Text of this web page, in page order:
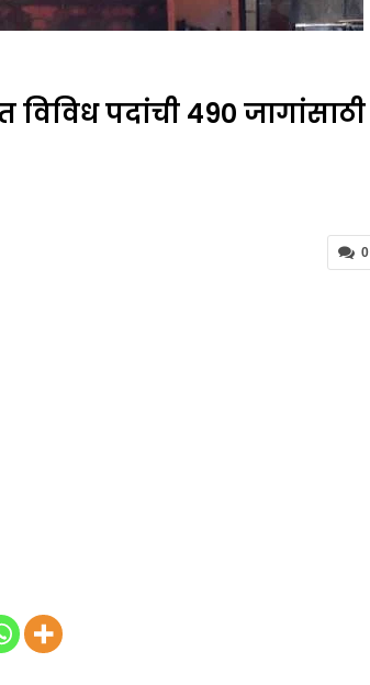
पदांची 490 जागांसाठी
0